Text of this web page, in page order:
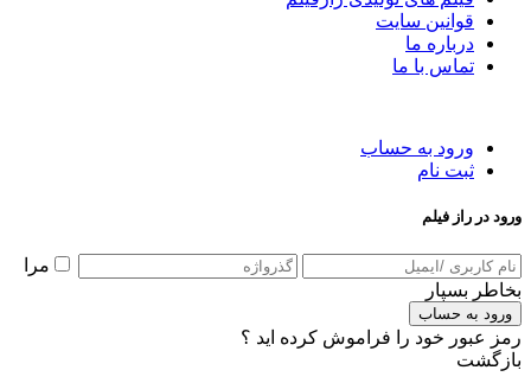
قوانین سایت
درباره ما
تماس با ما
ورود به حساب
ثبت نام
ورود در راز فیلم
مرا
بخاطر بسپار
ورود به حساب
رمز عبور خود را فراموش کرده اید ؟
بازگشت